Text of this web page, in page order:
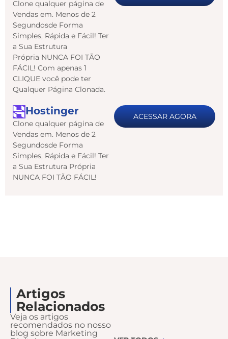
Clone qualquer página de
Vendas em. Menos de 2
Segundosde Forma
Simples, Rápida e Fácil! Ter
a Sua Estrutura
Própria NUNCA FOI TÃO
FÁCIL! Com apenas 1
CLIQUE você pode ter
Qualquer Página Clonada.
Hostinger
Clone qualquer página de
Vendas em. Menos de 2
Segundosde Forma
Simples, Rápida e Fácil! Ter
a Sua Estrutura Própria
NUNCA FOI TÃO FÁCIL!
ACESSAR AGORA
Artigos
Relacionados
Veja os artigos
recomendados no nosso
blog sobre Marketing